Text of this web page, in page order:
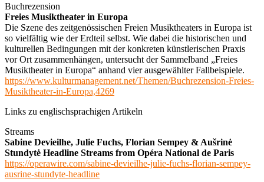
Buchrezension
Freies Musiktheater in Europa
Die Szene des zeitgenössischen Freien Musiktheaters in Europa ist
so vielfältig wie der Erdteil selbst. Wie dabei die historischen und
kulturellen Bedingungen mit der konkreten künstlerischen Praxis
vor Ort zusammenhängen, untersucht der Sammelband „Freies
Musiktheater in Europa“ anhand vier ausgewählter Fallbeispiele.
https://www.kulturmanagement.net/Themen/Buchrezension-Freies-
Musiktheater-in-Europa,4269
Links zu englischsprachigen Artikeln
Streams
Sabine Devieilhe, Julie Fuchs, Florian Sempey & Aušrinė
Stundytė Headline Streams from Opéra National de Paris
https://operawire.com/sabine-devieilhe-julie-fuchs-florian-sempey-
ausrine-stundyte-headline